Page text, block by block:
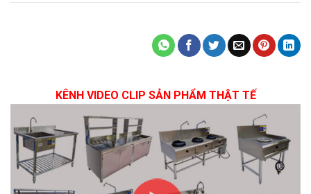
KÊNH VIDEO CLIP SẢN PHẨM THẬT TẾ